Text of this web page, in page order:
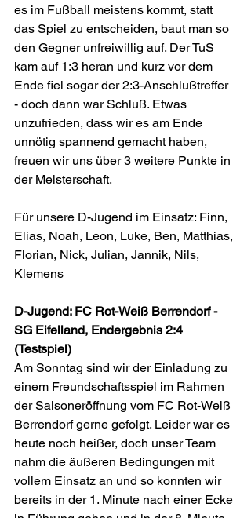
es im Fußball meistens kommt, statt
das Spiel zu entscheiden, baut man so
den Gegner unfreiwillig auf. Der TuS
kam auf 1:3 heran und kurz vor dem
Ende fiel sogar der 2:3-Anschlußtreffer
- doch dann war Schluß. Etwas
unzufrieden, dass wir es am Ende
unnötig spannend gemacht haben,
freuen wir uns über 3 weitere Punkte in
der Meisterschaft.
Für unsere D-Jugend im Einsatz: Finn,
Elias, Noah, Leon, Luke, Ben, Matthias,
Florian, Nick, Julian, Jannik, Nils,
Klemens
D-Jugend: FC Rot-Weiß Berrendorf -
SG Eifelland, Endergebnis 2:4
(Testspiel)
Am Sonntag sind wir der Einladung zu
einem Freundschaftsspiel im Rahmen
der Saisoneröffnung vom FC Rot-Weiß
Berrendorf gerne gefolgt. Leider war es
heute noch heißer, doch unser Team
nahm die äußeren Bedingungen mit
vollem Einsatz an und so konnten wir
bereits in der 1. Minute nach einer Ecke